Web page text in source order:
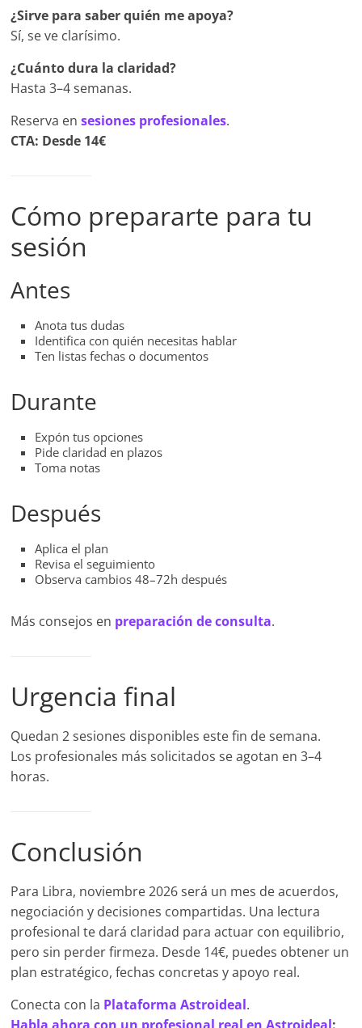
¿Sirve para saber quién me apoya?
Sí, se ve clarísimo.
¿Cuánto dura la claridad?
Hasta 3–4 semanas.
Reserva ensesiones profesionales.
CTA: Desde 14€
Cómo prepararte para tu
sesión
Antes
Anota tus dudas
Identifica con quién necesitas hablar
Ten listas fechas o documentos
Durante
Expón tus opciones
Pide claridad en plazos
Toma notas
Después
Aplica el plan
Revisa el seguimiento
Observa cambios 48–72h después
Más consejos en preparación de consulta.
Urgencia final
Quedan 2 sesiones disponibles este fin de semana.
Los profesionales más solicitados se agotan en 3–4
horas.
Conclusión
Para Libra, noviembre 2026 será un mes de acuerdos,
negociación y decisiones compartidas. Una lectura
profesional te dará claridad para actuar con equilibrio,
pero sin perder firmeza. Desde 14€, puedes obtener un
plan estratégico, fechas concretas y apoyo real.
Conecta con la Plataforma Astroideal.